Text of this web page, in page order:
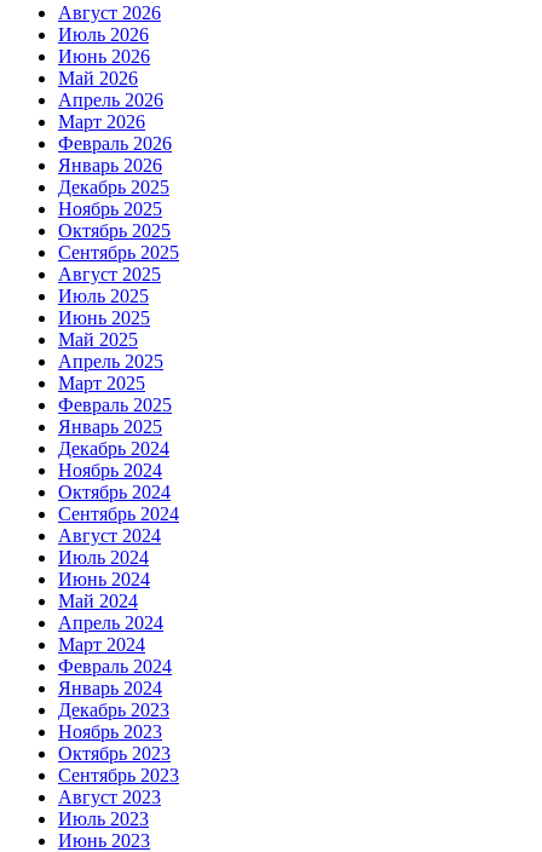
Август 2026
Июль 2026
Июнь 2026
Май 2026
Апрель 2026
Март 2026
Февраль 2026
Январь 2026
Декабрь 2025
Ноябрь 2025
Октябрь 2025
Сентябрь 2025
Август 2025
Июль 2025
Июнь 2025
Май 2025
Апрель 2025
Март 2025
Февраль 2025
Январь 2025
Декабрь 2024
Ноябрь 2024
Октябрь 2024
Сентябрь 2024
Август 2024
Июль 2024
Июнь 2024
Май 2024
Апрель 2024
Март 2024
Февраль 2024
Январь 2024
Декабрь 2023
Ноябрь 2023
Октябрь 2023
Сентябрь 2023
Август 2023
Июль 2023
Июнь 2023